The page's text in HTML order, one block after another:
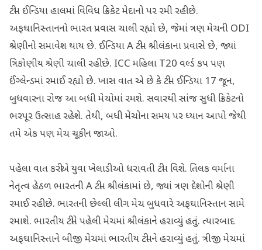
ટીમ ઈન્ડિયા હાલમાં વિવિધ ક્રિકેટ મેદાનો પર રમી રહી છે.
અફઘાનિસ્તાનનો ભારત પ્રવાસ ચાલી રહ્યો છે, જેમાં ત્રણ મેચની ODI
શ્રેણીનો સમાવેશ થાય છે. ઈન્ડિયા A ટીમ શ્રીલંકાના પ્રવાસે છે, જ્યાં
ત્રિકોણીય શ્રેણી ચાલી રહી છે. ICC મહિલા T20 વર્લ્ડ કપ પણ
ઈંગ્લેન્ડમાં રમાઈ રહ્યો છે. ખાસ વાત એ છે કે ટીમ ઈન્ડિયા 17 જૂન,
બુધવારના રોજ આ બધી મેચોમાં રમશે. સવારથી સાંજ સુધી ક્રિકેટનો
ભરપૂર ઉત્સાહ રહેશે. તેથી, બધી મેચોના સમય પર ધ્યાન આપો જેથી
તમે એક પણ મેચ ચૂકી ન જાઓ.
પહેલા વાત કરીએ યુવા ખેલાડીઓ ધરાવતી ટીમ વિશે. તિલક વર્માના
નેતૃત્વ હેઠળ ભારતની A ટીમ શ્રીલંકામાં છે, જ્યાં ત્રણ દેશોની શ્રેણી
રમાઈ રહી છે. ભારતની છેલ્લી લીગ મેચ બુધવારે અફઘાનિસ્તાન સામે
રમાશે. ભારતીય ટીમે પહેલી મેચમાં શ્રીલંકાને હરાવ્યું હતું. ત્યારબાદ
અફઘાનિસ્તાને બીજી મેચમાં ભારતીય ટીમને હરાવ્યું હતું. ત્રીજી મેચમાં